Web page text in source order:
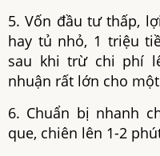
5. Vốn đầu tư thấp,
hay tủ nhỏ, 1 triệu
sau khi trừ chi phí
nhuận rất lớn cho
6. Chuẩn bị nhanh
que, chiên lên 1-2